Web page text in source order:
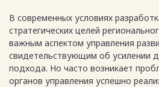
В современных условиях
стратегических целей
важным аспектом управления
свидетельствующим об усилении
подхода. Но часто возникает
органов управления успешно